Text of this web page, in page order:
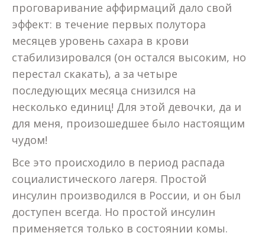
проговаривание аффирмаций дало свой
эффект: в течение первых полутора
месяцев уровень сахара в крови
стабилизировался (он остался высоким, но
перестал скакать), а за четыре
последующих месяца снизился на
несколько единиц! Для этой девочки, да и
для меня, произошедшее было настоящим
чудом!
Все это происходило в период распада
социалистического лагеря. Простой
инсулин производился в России, и он был
доступен всегда. Но простой инсулин
применяется только в состоянии комы.